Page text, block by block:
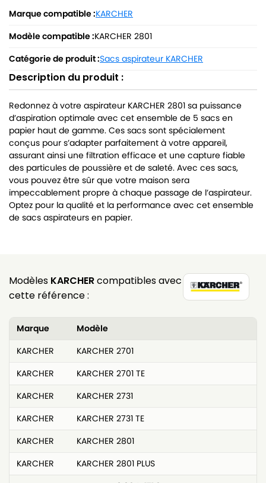
Marque compatible :KARCHER
Modèle compatible :KARCHER 2801
Catégorie de produit :Sacs aspirateur KARCHER
Description du produit :
Redonnez à votre aspirateur KARCHER 2801 sa puissance
d’aspiration optimale avec cet ensemble de 5 sacs en
papier haut de gamme. Ces sacs sont spécialement
conçus pour s’adapter parfaitement à votre appareil,
assurant ainsi une filtration efficace et une capture fiable
des particules de poussière et de saleté. Avec ces sacs,
vous pouvez être sûr que votre maison sera
impeccablement propre à chaque passage de l’aspirateur.
Optez pour la qualité et la performance avec cet ensemble
de sacs aspirateurs en papier.
Modèles KARCHERcompatibles avec
cette référence :
Marque
Modèle
KARCHER
KARCHER 2701
KARCHER
KARCHER 2701 TE
KARCHER
KARCHER 2731
KARCHER
KARCHER 2731 TE
KARCHER
KARCHER 2801
KARCHER
KARCHER 2801 PLUS